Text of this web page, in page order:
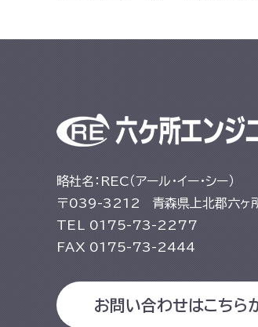
略社名：REC（アール・イー・シー）
〒039-3212
青森県上北郡六
TEL 0175-73-2277
FAX 0175-73-2444
お問い合わせはこちら